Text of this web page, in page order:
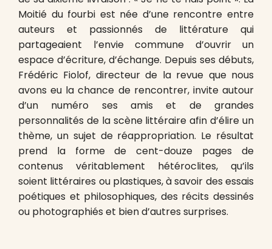
Moitié du fourbi est née d’une rencontre entre
auteurs et passionnés de littérature qui
partageaient l’envie commune d’ouvrir un
espace d’écriture, d’échange. Depuis ses débuts,
Frédéric Fiolof, directeur de la revue que nous
avons eu la chance de rencontrer, invite autour
d’un numéro ses amis et de grandes
personnalités de la scène littéraire afin d’élire un
thème, un sujet de réappropriation. Le résultat
prend la forme de cent-douze pages de
contenus véritablement hétéroclites, qu’ils
soient littéraires ou plastiques, à savoir des essais
poétiques et philosophiques, des récits dessinés
ou photographiés et bien d’autres surprises.